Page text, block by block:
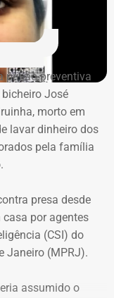
que já acontece
A
Rio no fim do
quase R$ 35
prisão preventiva
José
morto em
lavar dinheiro dos
pela família
presa desde
por agentes
(CSI) do
Janeiro (MPRJ).
assumido o